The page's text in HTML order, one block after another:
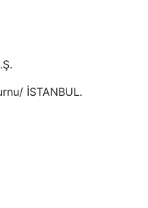
İSTANBUL.